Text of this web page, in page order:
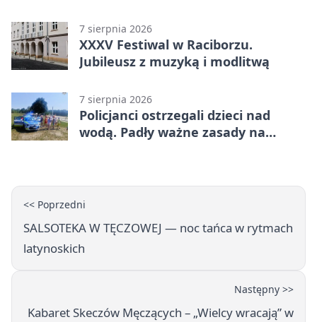
7 sierpnia 2026
XXXV Festiwal w Raciborzu.
Jubileusz z muzyką i modlitwą
7 sierpnia 2026
Policjanci ostrzegali dzieci nad
wodą. Padły ważne zasady na
<< Poprzedni
SALSOTEKA W TĘCZOWEJ — noc tańca w rytmach
latynoskich
Następny >>
Kabaret Skeczów Męczących – „Wielcy wracają” w